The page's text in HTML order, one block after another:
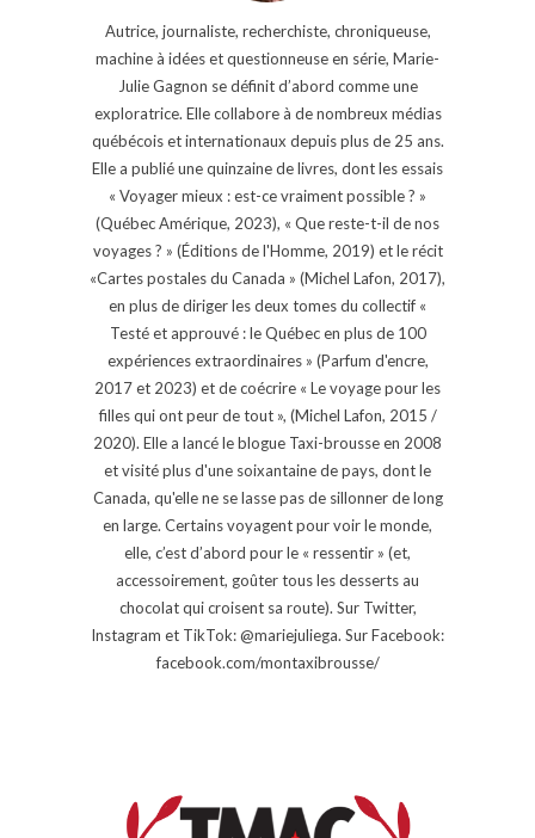
Autrice, journaliste, recherchiste, chroniqueuse,
machine à idées et questionneuse en série, Marie-
Julie Gagnon se définit d’abord comme une
exploratrice. Elle collabore à de nombreux médias
québécois et internationaux depuis plus de 25 ans.
Elle a publié une quinzaine de livres, dont les essais
« Voyager mieux : est-ce vraiment possible ? »
(Québec Amérique, 2023), « Que reste-t-il de nos
voyages ? » (Éditions de l'Homme, 2019) et le récit
«Cartes postales du Canada » (Michel Lafon, 2017),
en plus de diriger les deux tomes du collectif «
Testé et approuvé : le Québec en plus de 100
expériences extraordinaires » (Parfum d'encre,
2017 et 2023) et de coécrire « Le voyage pour les
filles qui ont peur de tout », (Michel Lafon, 2015 /
2020). Elle a lancé le blogue Taxi-brousse en 2008
et visité plus d'une soixantaine de pays, dont le
Canada, qu'elle ne se lasse pas de sillonner de long
en large. Certains voyagent pour voir le monde,
elle, c’est d’abord pour le « ressentir » (et,
accessoirement, goûter tous les desserts au
chocolat qui croisent sa route). Sur Twitter,
Instagram et TikTok: @mariejuliega. Sur Facebook:
facebook.com/montaxibrousse/